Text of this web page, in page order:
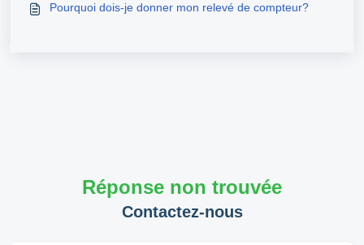
Pourquoi dois-je donner mon relevé de compteur?
Réponse non trouvée
Contactez-nous